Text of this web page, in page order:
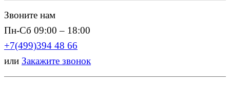
Звоните нам
Пн-Сб 09:00 – 18:00
+7(499)394 48 66
или Закажите звонок